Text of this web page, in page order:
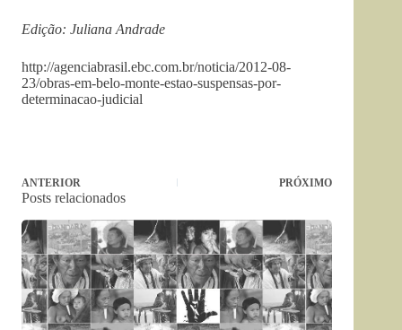
Edição: Juliana Andrade
http://agenciabrasil.ebc.com.br/noticia/2012-08-
23/obras-em-belo-monte-estao-suspensas-por-
determinacao-judicial
ANTERIOR PRÓXIMO
Posts relacionados